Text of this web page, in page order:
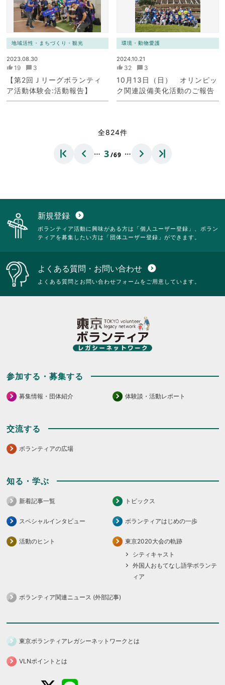
地域活性・まちづくり・観光
2023.08.30
19 3
【第2回Ｊリーグボランティ
ア活動体験会:活動報告】
環境・動物愛護
2024.10.21
32 3
10月13日（日） オリンピッ
ク関連設備美化活動のご報告
全824件
… 3/69 …
新規登録 expand_circle_down
ボランティア活動に興味がある方は「個人ユーザー登録」、ボラン
ティアを募集したい方は「団体ユーザー登録」ができます。
よくある質問・お問い合わせ expand_circle_down
よくある質問とお問い合わせフォームをご用意しています。
参加する・募集する
募集情報・団体紹介 体験談・活動レポート
交流する
ボランティアの広場
知る・学ぶ
新着記事一覧 トピックス
スペシャルインタビュー ボランティアはじめの一歩
活動のヒント
東京2020大会の軌跡
シティキャスト
外国人おもてなし語学ボランテ
ィア
ボランティア関連ニュース (外部記事)
東京ボランティアレガシーネットワークとは
VLNポイントとは